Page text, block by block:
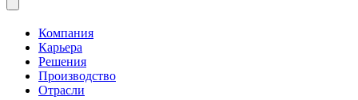
Компания
Карьера
Решения
Производство
Отрасли